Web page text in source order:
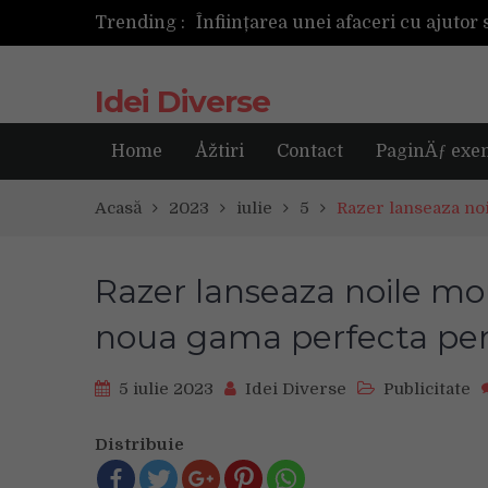
Trending :
Idei Diverse
Home Åžtiri Contact PaginÄƒ
Acasă 2023 iulie 5 Razer lanseaza
Razer lanseaza noile
noua gama perfecta
5 iulie 2023 Idei Diverse Publicitate
Distribuie